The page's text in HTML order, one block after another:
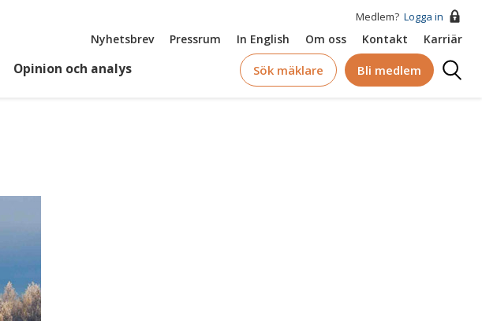
Medlem? Logga in
Top
Nyhetsbrev Pressrum In English Om oss Kontakt Karriär
Opinion och analys Sök mäklare Bli medlem
Logga